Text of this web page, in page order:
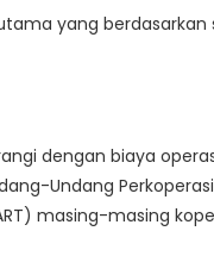
yang
dengan biaya
Undang
masing-masing